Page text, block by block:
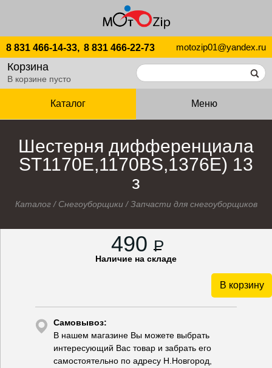
8 831 466-14-33, 8 831 466-22-73 motozip01@yandex.ru
Корзина
В корзине пусто
Каталог Меню
Шестерня дифференциала
ST1170E,1170BS,1376E) 13
з
Каталог/ Снегоуборщики/Запчасти для снегоуборщиков
490 P
Наличие на складе
В корзину
Самовывоз:
В нашем магазине Вы можете выбрать
интересующий Вас товар и забрать его
самостоятельно по адресу Н.Новгород,